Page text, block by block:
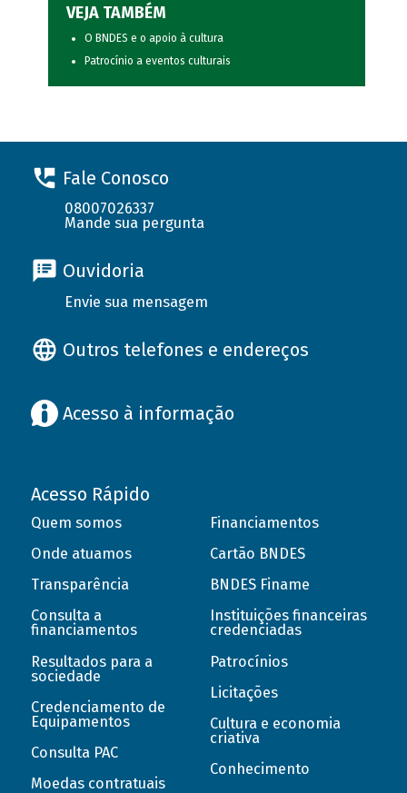
VEJA TAMBÉM
O BNDES e o apoio à cultura
Patrocínio a eventos culturais
Fale Conosco
08007026337
Mande sua pergunta
Ouvidoria
Envie sua mensagem
Outros telefones e endereços
Acesso à informação
Acesso Rápido
Quem somos
Onde atuamos
Transparência
Consulta a
financiamentos
Resultados para a
sociedade
Credenciamento de
Equipamentos
Consulta PAC
Moedas contratuais
Financiamentos
Cartão BNDES
BNDES Finame
Instituições financeiras
credenciadas
Patrocínios
Licitações
Cultura e economia
criativa
Conhecimento